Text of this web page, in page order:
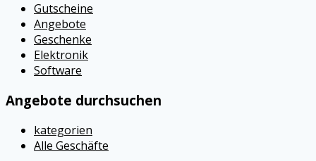
Gutscheine
Angebote
Geschenke
Elektronik
Software
Angebote durchsuchen
kategorien
Alle Geschäfte